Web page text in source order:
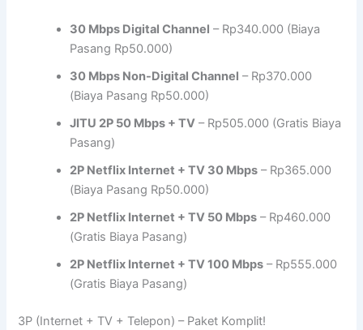
30 Mbps Digital Channel – Rp340.000 (Biaya
Pasang Rp50.000)
30 Mbps Non-Digital Channel – Rp370.000
(Biaya Pasang Rp50.000)
JITU 2P 50 Mbps + TV – Rp505.000 (Gratis Biaya
Pasang)
2P Netflix Internet + TV 30 Mbps – Rp365.000
(Biaya Pasang Rp50.000)
2P Netflix Internet + TV 50 Mbps – Rp460.000
(Gratis Biaya Pasang)
2P Netflix Internet + TV 100 Mbps – Rp555.000
(Gratis Biaya Pasang)
3P (Internet + TV + Telepon) – Paket Komplit!